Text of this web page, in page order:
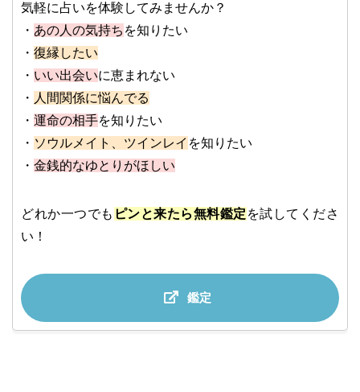
気軽に占いを体験してみませんか？
・ あの人の気持ち を知りたい
・ 復縁したい
・ いい出会いに恵まれない
・ 人間関係に悩んでる
・ 運命の相手を知りたい
・ ソウルメイト、ツインレイ を知りたい
・ 金銭的なゆとりがほしい
どれか一つでも ピンと来たら無料鑑定 を試してくださ
い！
鑑定